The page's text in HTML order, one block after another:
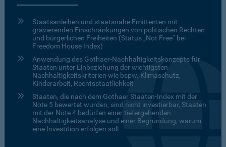
Staatsanleihen und staatsnahe Emittenten mit
gravierenden Einschränkungen von politischen Rechten
und bürgerlichen Freiheiten (Status „Not Free“ bei
Freedom House Index)
Anwendung des Gothaer-Nachhaltigkeitskonzepts für
Staaten unter Einbeziehung der wichtigsten
Nachhaltigkeitskriterien wie bspw. Klimaschutz,
Kinderarbeit, Rechtsstaatlichkeit
Staaten, die nach dem Gothaer Staaten-Index mit der
Note 5 bewertet wurden, sind nicht investierbar, Staaten
mit der Note 4 bedürfen einer tiefergehenden
Nachhaltigkeitsanalyse und einer Begründung, warum
eine Investition erfolgen soll